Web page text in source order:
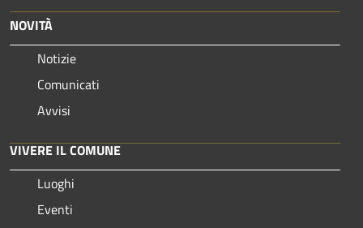
NOVITÀ
Notizie
Comunicati
Avvisi
VIVERE IL COMUNE
Luoghi
Eventi